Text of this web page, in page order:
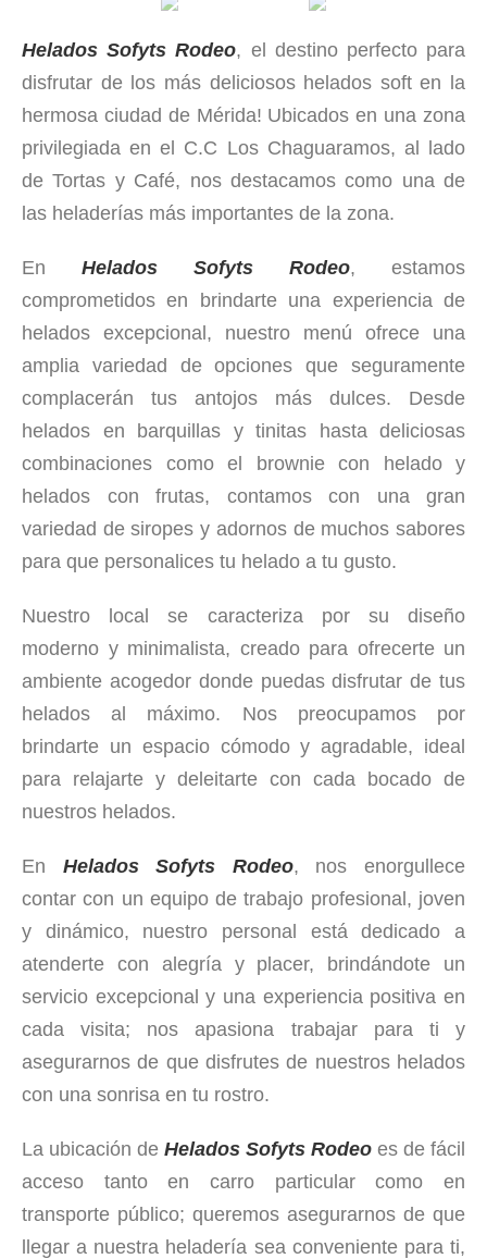
Helados Sofyts Rodeo, el destino perfecto para
disfrutar de los más deliciosos helados soft en la
hermosa ciudad de Mérida! Ubicados en una zona
privilegiada en el C.C Los Chaguaramos, al lado
de Tortas y Café, nos destacamos como una de
las heladerías más importantes de la zona.
En Helados Sofyts Rodeo, estamos
comprometidos en brindarte una experiencia de
helados excepcional, nuestro menú ofrece una
amplia variedad de opciones que seguramente
complacerán tus antojos más dulces. Desde
helados en barquillas y tinitas hasta deliciosas
combinaciones como el brownie con helado y
helados con frutas, contamos con una gran
variedad de siropes y adornos de muchos sabores
para que personalices tu helado a tu gusto.
Nuestro local se caracteriza por su diseño
moderno y minimalista, creado para ofrecerte un
ambiente acogedor donde puedas disfrutar de tus
helados al máximo. Nos preocupamos por
brindarte un espacio cómodo y agradable, ideal
para relajarte y deleitarte con cada bocado de
nuestros helados.
En Helados Sofyts Rodeo, nos enorgullece
contar con un equipo de trabajo profesional, joven
y dinámico, nuestro personal está dedicado a
atenderte con alegría y placer, brindándote un
servicio excepcional y una experiencia positiva en
cada visita; nos apasiona trabajar para ti y
asegurarnos de que disfrutes de nuestros helados
con una sonrisa en tu rostro.
La ubicación de Helados Sofyts Rodeo es de fácil
acceso tanto en carro particular como en
transporte público; queremos asegurarnos de que
llegar a nuestra heladería sea conveniente para ti,